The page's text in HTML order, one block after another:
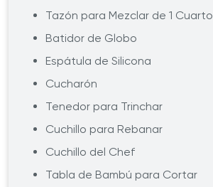
Tazón para Mezclar de 1 Cuarto
Batidor de Globo
Espátula de Silicona
Cucharón
Tenedor para Trinchar
Cuchillo para Rebanar
Cuchillo del Chef
Tabla de Bambú para Cortar